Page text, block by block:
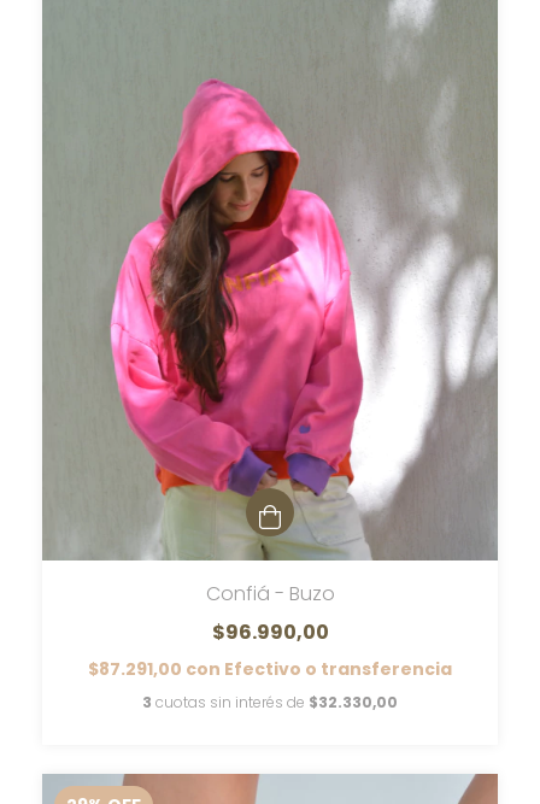
Confiá - Buzo
$96.990,00
$87.291,00 con Efectivo o transferencia
3 cuotas sin interés de $32.330,00